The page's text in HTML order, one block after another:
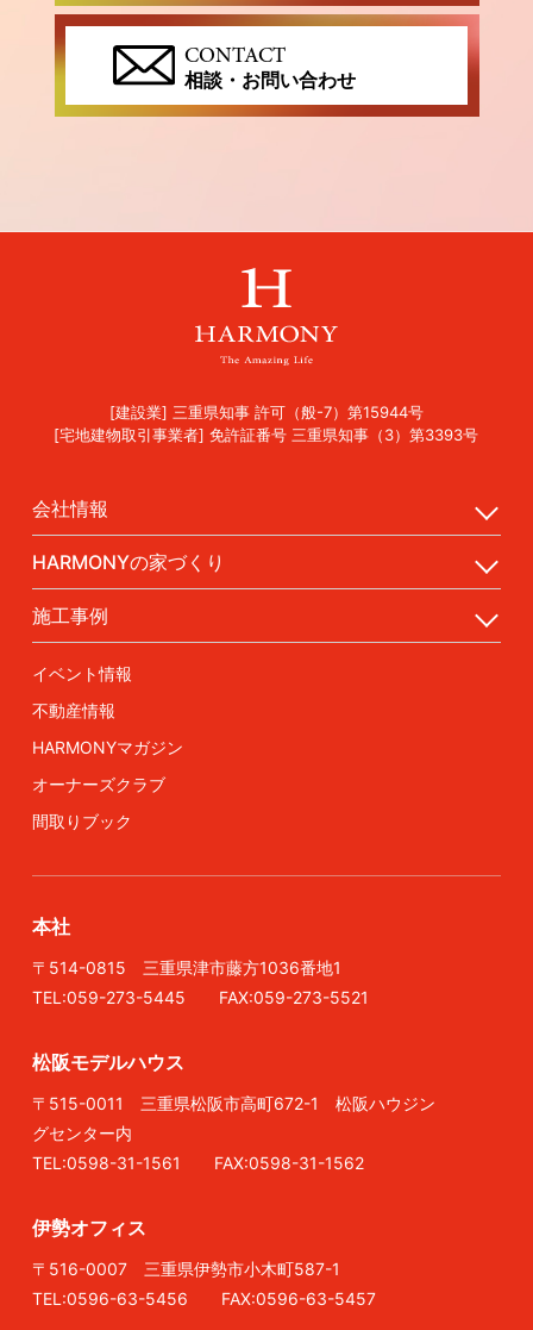
CONTACT
相談・お問い合わせ
[建設業] 三重県知事 許可（般-7）第15944号
[宅地建物取引事業者] 免許証番号 三重県知事（3）第3393号
会社情報
HARMONYの家づくり
施工事例
イベント情報
不動産情報
HARMONYマガジン
オーナーズクラブ
間取りブック
本社
〒514-0815 三重県津市藤方1036番地1
TEL:059-273-5445 FAX:059-273-5521
松阪モデルハウス
〒515-0011 三重県松阪市高町672-1 松阪ハウジン
グセンター内
TEL:0598-31-1561 FAX:0598-31-1562
伊勢オフィス
〒516-0007 三重県伊勢市小木町587-1
TEL:0596-63-5456 FAX:0596-63-5457